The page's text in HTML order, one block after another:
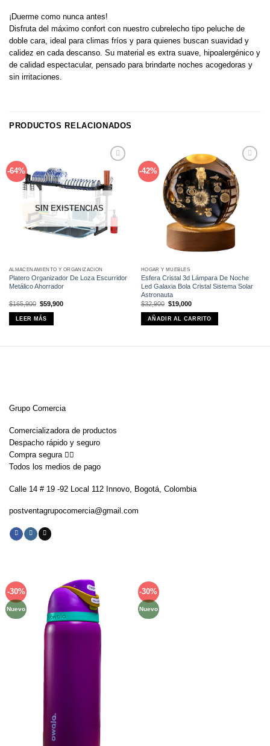
¡Duerme como nunca antes!
Disfruta del máximo confort con nuestro cubrelecho tipo peluche de
doble cara, ideal para climas fríos y para quienes buscan suavidad y
calidez en cada descanso. Su material es extra suave, hipoalergénico y
de calidad espectacular, pensado para brindarte noches acogedoras y
sin irritaciones.
PRODUCTOS RELACIONADOS
-64%
a la
lista de
deseos
SIN EXISTENCIAS
ALMACENAMIENTO Y ORGANIZACIÓN
Platero Organizador De Loza Escurridor
Metálico Ahorrador
$165,900 El
precio
original
era:
$165,900.
$59,900El
LEER MÁS
-42%
lista de
deseos
HOGAR Y MUEBLES
Esfera Cristal 3d Lámpara De Noche
Led Galaxia Bola Cristal Sistema Solar
Astronauta
$32,900 El
precio
original
era:
$32,900.
$19,000El
actual
es:
$19,000.
AÑADIR AL CARRITO
Grupo Comercia
Comercializadora de productos
Despacho rápido y seguro
Compra segura 👇🏼
Todos los medios de pago
Calle 14 # 19 -92 Local 112 Innovo, Bogotá, Colombia
postventagrupocomercia@gmail.com
-30%
Nuevo
deseos
-30%
Nuevo